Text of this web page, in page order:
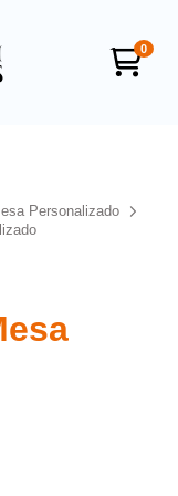
0
Personalizado